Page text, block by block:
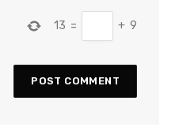
9
+
=
13